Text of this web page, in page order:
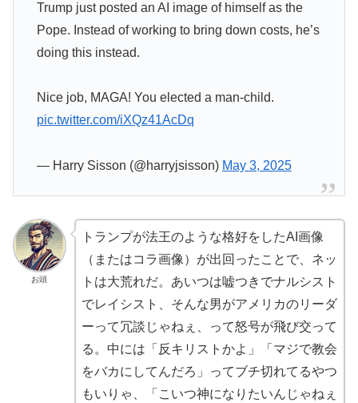
Trump just posted an AI image of himself as the
Pope. Instead of working to bring down costs, he’s
doing this instead.
Nice job, MAGA! You elected a man-child.
pic.twitter.com/iXQz41AcDq
— Harry Sisson (@harryjsisson) May 3, 2025
お頭
トランプが法王のような格好をしたAI画像
（またはコラ画像）が出回ったことで、ネッ
トは大荒れだ。あいつは嘘つきでナルシスト
でレイシスト、そんな男がアメリカのリーダ
ーって冗談じゃねぇ、って怒号が飛び交って
る。中には「反キリストかよ」「マジで教会
をバカにしてんだろ」ってブチ切れてるやつ
もいりゃ、「こいつ神になりたいんじゃねぇ